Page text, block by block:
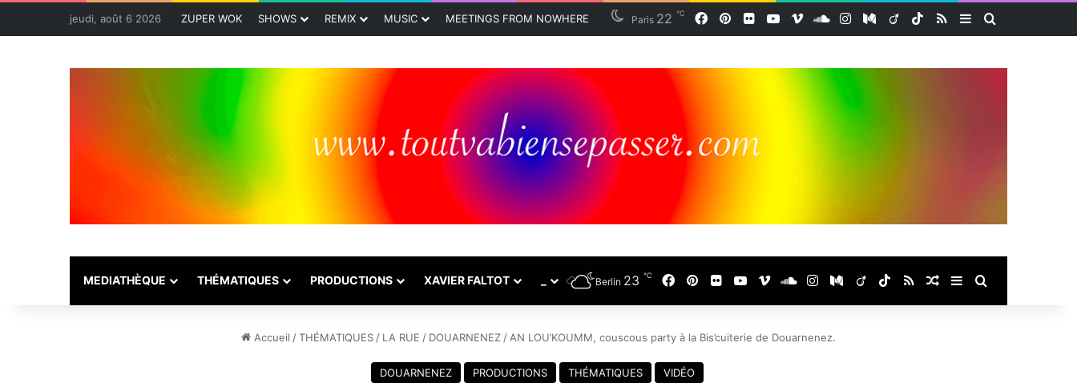
jeudi, août 6 2026 ZUPER WOK SHOWS REMIX MUSIC MEETINGS FROM NOWHERE Paris 22 ℃ Facebook
Pinterest
FlickrYouTube
VimeoSoundCloud
Instagram
Medium
ViadeoTikTok
RSSSidebar (barre
MEDIATHÈQUE THÉMATIQUES PRODUCTIONS XAVIER FALTOT Berlin 23 ℃ Facebook
Pinterest
FlickrYouTube
VimeoSoundCloud
Instagram
Medium
ViadeoTikTok
RSSArticle Aléatoire
Sidebar (barre
Accueil /THÉMATIQUES / LA RUE / DOUARNENEZ / AN LOU’KOUMM, couscous party à la Bis’cuiterie de Douarnenez.
DOUARNENEZ PRODUCTIONS THÉMATIQUES VIDÉO